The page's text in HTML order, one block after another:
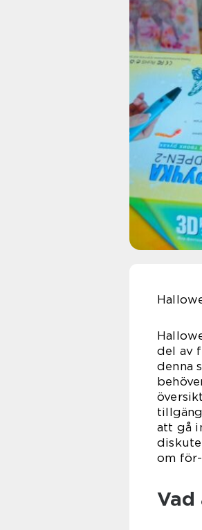
del av
denna
att gå
om
Vad